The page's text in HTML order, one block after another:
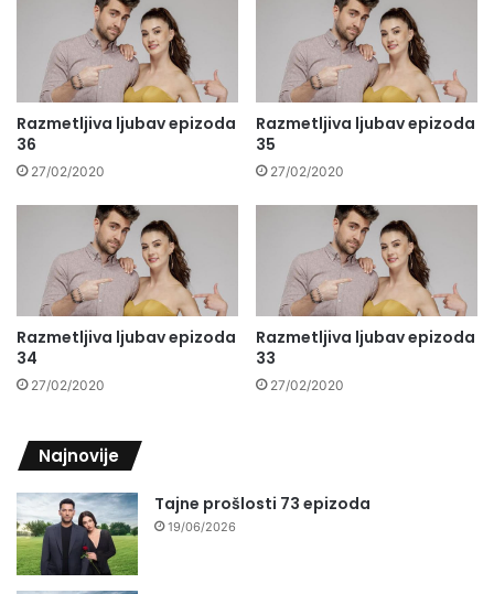
Razmetljiva ljubav epizoda
36
27/02/2020
Razmetljiva ljubav epizoda
35
27/02/2020
Razmetljiva ljubav epizoda
34
27/02/2020
Razmetljiva ljubav epizoda
33
27/02/2020
Najnovije
Tajne prošlosti 73 epizoda
19/06/2026